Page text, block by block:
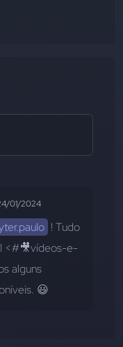
01/2024
! Tudo
<#🎥vídeos-e-
alguns
😃